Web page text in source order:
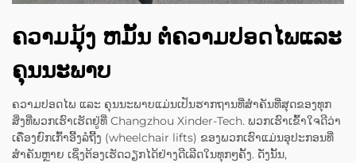
ຄວາມມຸ້ງ ຫມັ້ນ ຕໍ່ຄວາມປອດໄພແລະ
ຄຸນນະພາບ
ຄວາມປອດໄພ ແລະ ຄຸນນະພາບແມ່ນເປັນຮາກຖານທີ່ສຳຄັນທີ່ສຸດຂອງທຸກ
ສິ່ງທີ່ພວກເຮົາເຮັດຢູ່ທີ່ Changzhou Xinder-Tech. ພວກເຮົາເຂົ້າໃຈດີວ່າ
ເຄື່ອງຍົກເກົ້າອີ້ງລໍຖີ້ງ (wheelchair lifts) ຂອງພວກເຮົາແມ່ນອຸປະກອນທີ່
ສຳຄັນຫຼາຍ ເຊິ່ງຕ້ອງເຮັດວຽກໄດ້ຢ່າງດີເລີດໃນທຸກໆຄັ້ງ. ດັ່ງນັ້ນ,